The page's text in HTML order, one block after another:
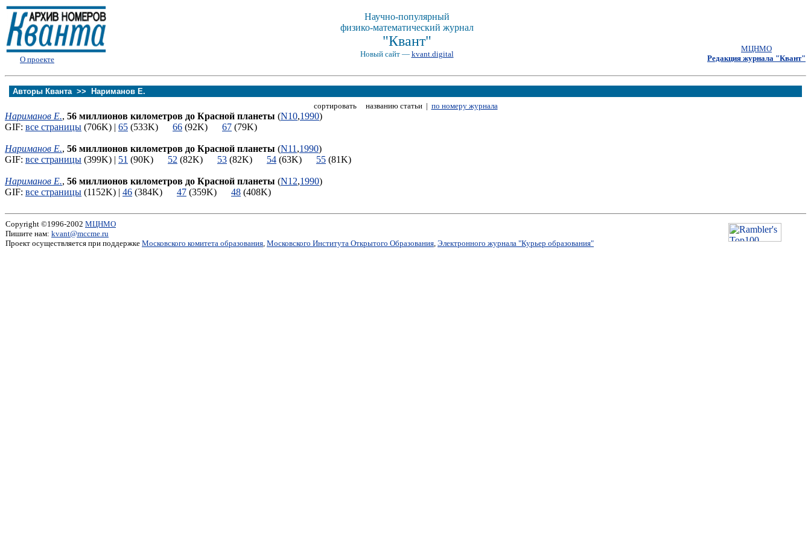
О проекте
Научно-популярный
физико-математический журнал
"Квант"
Новый сайт — kvant.digital
МЦНМО
Редакция журнала "Квант"
Авторы Кванта >>
Нариманов Е.
сортировать названию статьи | по номеру журнала
Нариманов Е., 56 миллионов километров до Красной планеты (N10,1990)
GIF: все страницы (706K) | 65 (533K) 66 (92K) 67 (79K)
Нариманов Е., 56 миллионов километров до Красной планеты (N11 ,1990)
GIF: все страницы (399K) | 51 (90K) 52 (82K) 53 (82K) 54 (63K) 55 (81K)
Нариманов Е., 56 миллионов километров до Красной планеты (N12,1990)
GIF: все страницы (1152K) | 46 (384K) 47 (359K) 48 (408K)
Copyright ©1996-2002 МЦНМО
Пишите нам: kvant@mccme.ru
Проект осуществляется при поддержке Московского комитета образования, Московского Института Открытого Образования, Электронного журнала "Курьер образования"